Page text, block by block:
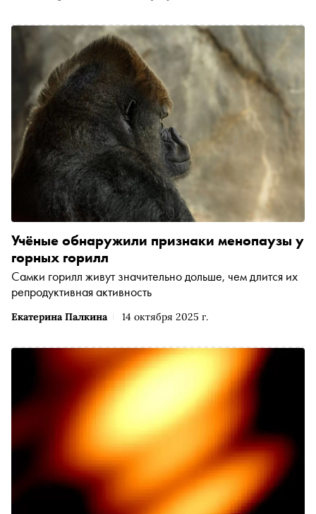
Екатерина Палкина 14 октября 2025 г.
Учёные обнаружили признаки менопаузы у
горных горилл
Самки горилл живут значительно дольше, чем длится их
репродуктивная активность